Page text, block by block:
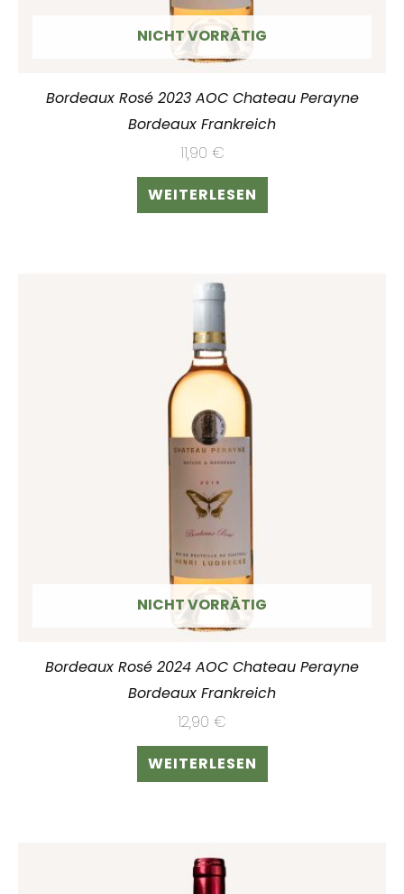
NICHT VORRÄTIG
Bordeaux Rosé 2023 AOC Chateau Perayne
Bordeaux Frankreich
11,90 €
WEITERLESEN
NICHT VORRÄTIG
Bordeaux Rosé 2024 AOC Chateau Perayne
Bordeaux Frankreich
12,90 €
WEITERLESEN